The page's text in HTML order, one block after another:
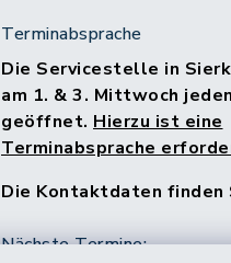
Terminabsprache
Die Servicestelle in
am 1. & 3. Mittwoch
geöffnet. Hierzu ist eine
Terminabsprache
Die Kontaktdaten finden
Nächste Termine: